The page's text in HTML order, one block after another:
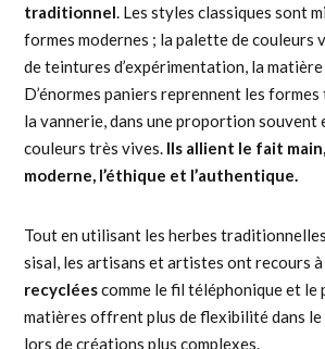
traditionnel. Les styles classiques sont
formes modernes ; la palette de couleurs
de teintures d’expérimentation, la
D’énormes paniers reprennent les
la vannerie, dans une proportion souvent
couleurs très vives. Ils allient le fait
moderne, l’éthique et l’authentique.
Tout en utilisant les herbes
sisal, les artisans et artistes ont recours à
recycléescomme le fil téléphonique et le
matières offrent plus de flexibilité dans
lors de créations plus complexes.